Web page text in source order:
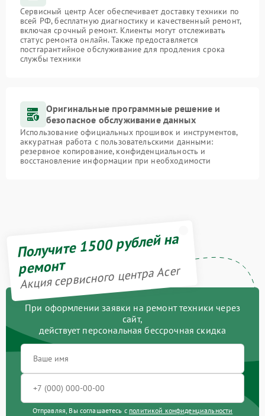
Сервисный центр Acer обеспечивает доставку техники по
всей РФ, бесплатную диагностику и качественный ремонт,
включая срочный ремонт. Клиенты могут отслеживать
статус ремонта онлайн. Также предоставляется
постгарантийное обслуживание для продления срока
службы техники
Оригинальные программные решение и
безопасное обслуживание данных
Использование официальных прошивок и инструментов,
аккуратная работа с пользовательскими данными:
резервное копирование, конфиденциальность и
восстановление информации при необходимости
Получите 1500 рублей на
ремонт
Акция сервисного центра Acer
При оформлении заявки на ремонт техники через
сайт,
действует персональная бессрочная скидка
Отправляя, Вы соглашаетесь с политикой конфиденциальности